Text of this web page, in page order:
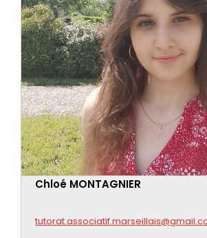
Chloé MONTAGNIER